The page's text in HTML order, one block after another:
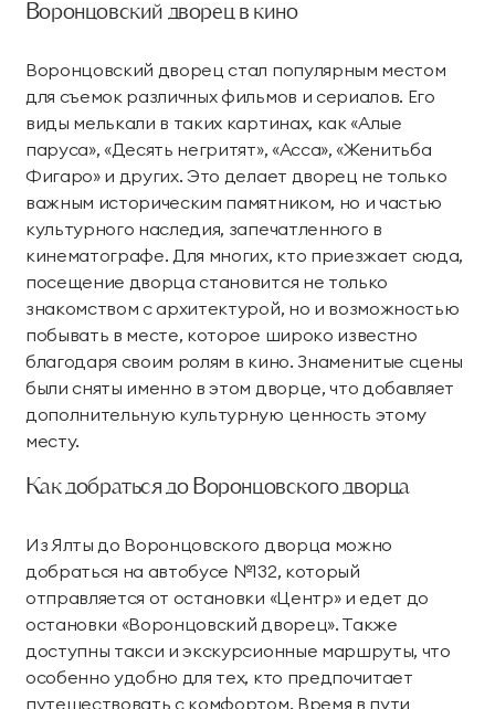
Воронцовский дворец в кино
Воронцовский дворец стал популярным местом
для съемок различных фильмов и сериалов. Его
виды мелькали в таких картинах, как «Алые
паруса», «Десять негритят», «Асса», «Женитьба
Фигаро» и других. Это делает дворец не только
важным историческим памятником, но и частью
культурного наследия, запечатленного в
кинематографе. Для многих, кто приезжает сюда,
посещение дворца становится не только
знакомством с архитектурой, но и возможностью
побывать в месте, которое широко известно
благодаря своим ролям в кино. Знаменитые сцены
были сняты именно в этом дворце, что добавляет
дополнительную культурную ценность этому
месту.
Как добраться до Воронцовского дворца
Из Ялты до Воронцовского дворца можно
добраться на автобусе №132, который
отправляется от остановки «Центр» и едет до
остановки «Воронцовский дворец». Также
доступны такси и экскурсионные маршруты, что
особенно удобно для тех, кто предпочитает
путешествовать с комфортом. Время в пути